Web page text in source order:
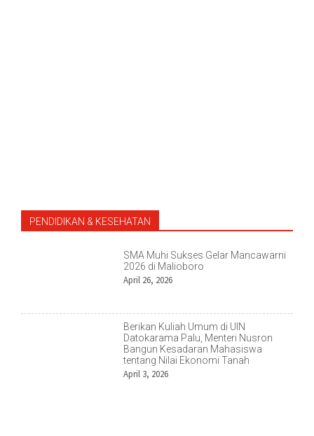
PENDIDIKAN & KESEHATAN
SMA Muhi Sukses Gelar Mancawarni
2026 di Malioboro
April 26, 2026
Berikan Kuliah Umum di UIN
Datokarama Palu, Menteri Nusron
Bangun Kesadaran Mahasiswa
tentang Nilai Ekonomi Tanah
April 3, 2026